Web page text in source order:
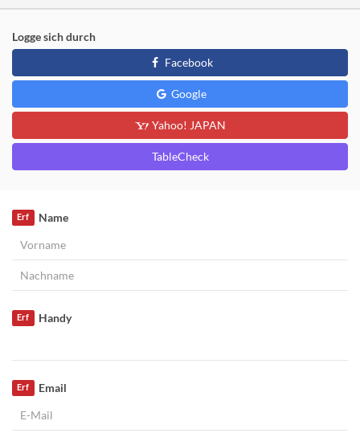
Logge sich durch
Facebook
Google
Yahoo! JAPAN
TableCheck
Name
Erf
Handy
Erf
Email
Erf